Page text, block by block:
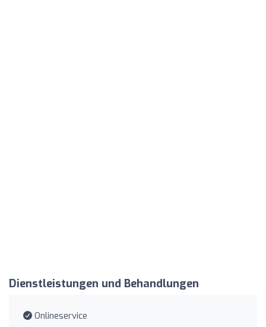
Dienstleistungen und Behandlungen
Onlineservice